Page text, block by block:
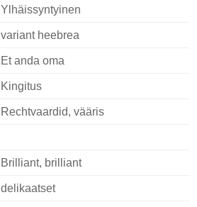
Ylhäissyntyinen
variant heebrea
Et anda oma
Kingitus
Rechtvaardid, vääris
Brilliant, brilliant
delikaatset